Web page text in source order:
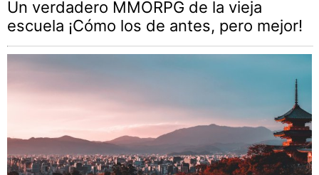
Un verdadero MMORPG de la vieja
escuela ¡Cómo los de antes, pero mejor!